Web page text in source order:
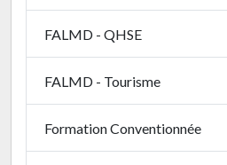
FALMD - QHSE
FALMD - Tourisme
Formation Conventionnée